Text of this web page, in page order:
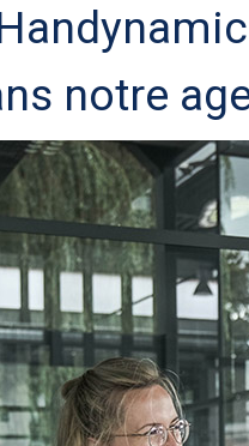
notre